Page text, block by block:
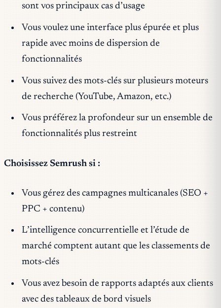
sont vos principaux cas d’usage
Vous voulez une interface plus épurée et plus
rapide avec moins de dispersion de
fonctionnalités
Vous suivez des mots-clés sur plusieurs moteurs
de recherche (YouTube, Amazon, etc.)
Vous préférez la profondeur sur un ensemble de
fonctionnalités plus restreint
Choisissez Semrush si :
Vous gérez des campagnes multicanales (SEO +
PPC + contenu)
L’intelligence concurrentielle et l’étude de
marché comptent autant que les classements de
mots-clés
Vous avez besoin de rapports adaptés aux clients
avec des tableaux de bord visuels